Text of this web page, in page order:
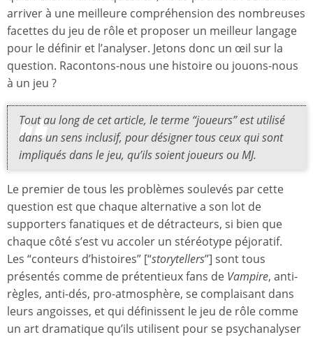
arriver à une meilleure compréhension des nombreuses
facettes du jeu de rôle et proposer un meilleur langage
pour le définir et l’analyser. Jetons donc un œil sur la
question. Racontons-nous une histoire ou jouons-nous
à un jeu ?
Tout au long de cet article, le terme “joueurs” est utilisé
dans un sens inclusif, pour désigner tous ceux qui sont
impliqués dans le jeu, qu’ils soient joueurs ou MJ.
Le premier de tous les problèmes soulevés par cette
question est que chaque alternative a son lot de
supporters fanatiques et de détracteurs, si bien que
chaque côté s’est vu accoler un stéréotype péjoratif.
Les “conteurs d’histoires” [“storytellers”] sont tous
présentés comme de prétentieux fans de Vampire, anti-
règles, anti-dés, pro-atmosphère, se complaisant dans
leurs angoisses, et qui définissent le jeu de rôle comme
un art dramatique qu’ils utilisent pour se psychanalyser